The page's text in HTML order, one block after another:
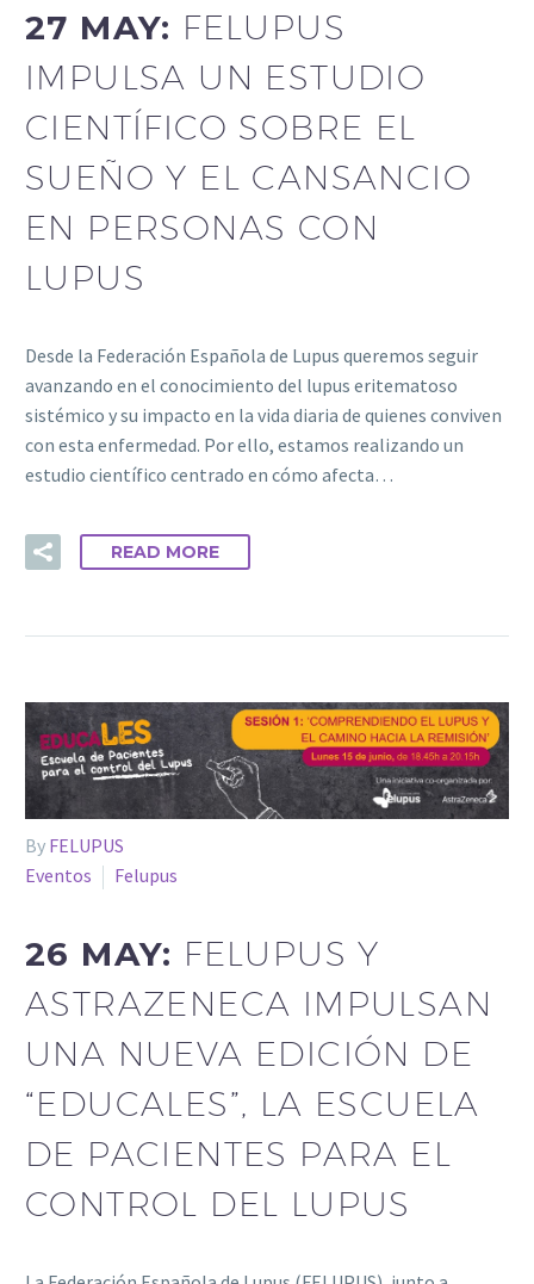
27 MAY: FELUPUS
IMPULSA UN ESTUDIO
CIENTÍFICO SOBRE EL
SUEÑO Y EL CANSANCIO
EN PERSONAS CON
LUPUS
Desde la Federación Española de Lupus queremos seguir
avanzando en el conocimiento del lupus eritematoso
sistémico y su impacto en la vida diaria de quienes conviven
con esta enfermedad. Por ello, estamos realizando un
estudio científico centrado en cómo afecta…
READ MORE
By FELUPUS
Eventos
Felupus
26 MAY: FELUPUS Y
ASTRAZENECA IMPULSAN
UNA NUEVA EDICIÓN DE
“EDUCALES”, LA ESCUELA
DE PACIENTES PARA EL
CONTROL DEL LUPUS